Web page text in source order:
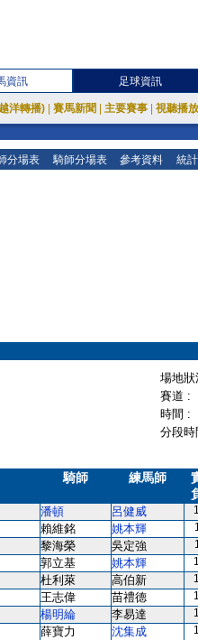
資訊 足球資訊
洋轉播) 賽馬新聞 主要賽事 視聽播
分場表 騎師分場表 參考資料 統
場地
賽道 :
時間 :
分段
騎師 練馬師
潘頓 呂健威
賴維銘 姚本輝
黎海榮 吳定強
郭立基 姚本輝
杜利萊 高伯新
王志偉 苗禮德
楊明綸 李易達
薛寶力 沈集成